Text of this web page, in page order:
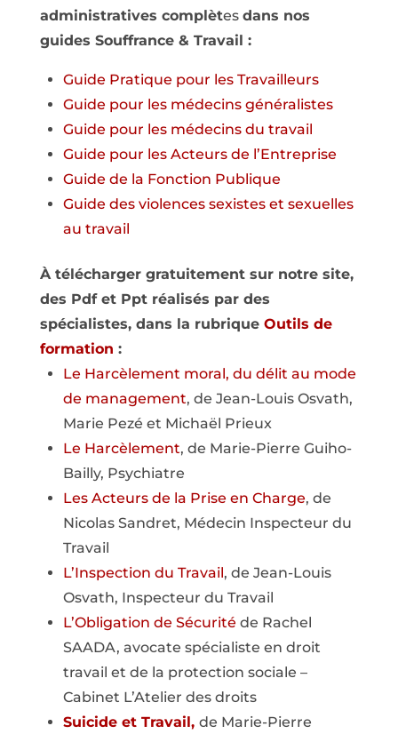
administratives complètes dans nos
guides Souffrance & Travail :
Guide Pratique pour les Travailleurs
Guide pour les médecins généralistes
Guide pour les médecins du travail
Guide pour les Acteurs de l’Entreprise
Guide de la Fonction Publique
Guide des violences sexistes et sexuelles
au travail
À télécharger gratuitement sur notre site,
des Pdf et Ppt réalisés par des
spécialistes, dans la rubrique Outils de
formation :
Le Harcèlement moral, du délit au mode
de management, de Jean-Louis Osvath,
Marie Pezé et Michaël Prieux
Le Harcèlement, de Marie-Pierre Guiho-
Bailly, Psychiatre
Les Acteurs de la Prise en Charge, de
Nicolas Sandret, Médecin Inspecteur du
Travail
L’Inspection du Travail, de Jean-Louis
Osvath, Inspecteur du Travail
L’Obligation de Sécurité de Rachel
SAADA, avocate spécialiste en droit
travail et de la protection sociale –
Cabinet L’Atelier des droits
Suicide et Travail, de Marie-Pierre